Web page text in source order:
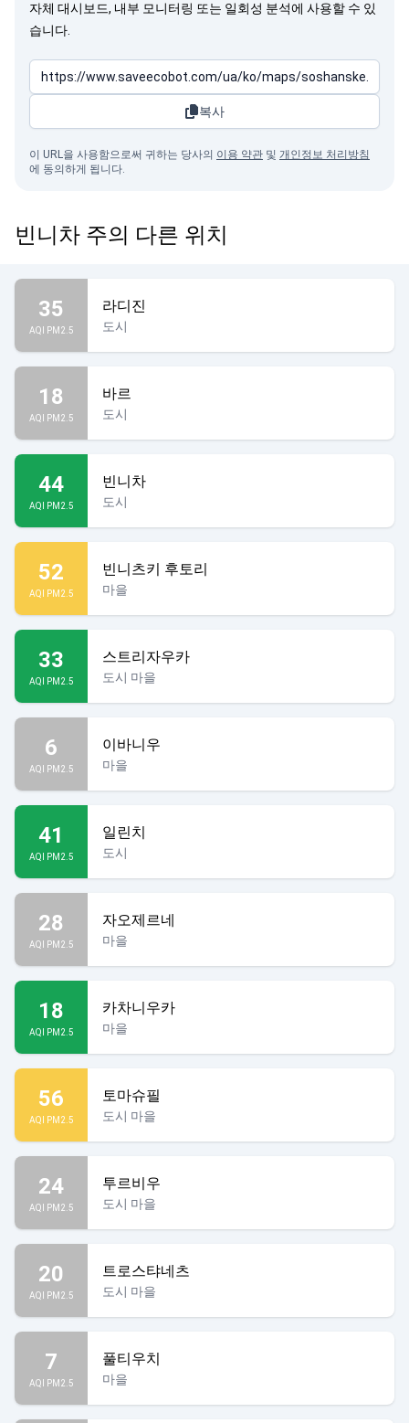
자체 대시보드, 내부 모니터링 또는 일회성 분석에 사용할 수 있
습니다.
복사
이 URL을 사용함으로써 귀하는 당사의 이용 약관 및 개인정보 처리방침
에 동의하게 됩니다.
빈니차 주의 다른 위치
35
AQI PM2.5
라디진
도시
18
AQI PM2.5
바르
도시
44
AQI PM2.5
빈니차
도시
52
AQI PM2.5
빈니츠키 후토리
마을
33
AQI PM2.5
스트리자우카
도시 마을
6
AQI PM2.5
이바니우
마을
41
AQI PM2.5
일린치
도시
28
AQI PM2.5
자오제르네
마을
18
AQI PM2.5
카차니우카
마을
56
AQI PM2.5
토마슈필
도시 마을
24
AQI PM2.5
투르비우
도시 마을
20
AQI PM2.5
트로스탸네츠
도시 마을
7
AQI PM2.5
풀티우치
마을